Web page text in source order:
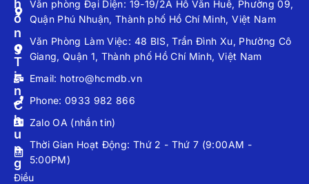
H
Ô
N
G
T
I
N
C
H
U
N
G
Điều
Văn phòng Đại Diện: 19-19/2A Hồ Văn Huê, Phường 09,
Quận Phú Nhuận, Thành phố Hồ Chí Minh, Việt Nam
Văn Phòng Làm Việc: 48 BIS, Trần Đình Xu, Phường Cô
Giang, Quận 1, Thành phố Hồ Chí Minh, Việt Nam
Email: hotro@hcmdb.vn
Phone: 0933 982 866
Zalo OA (nhắn tin)
Thời Gian Hoạt Động: Thứ 2 - Thứ 7 (9:00AM -
5:00PM)